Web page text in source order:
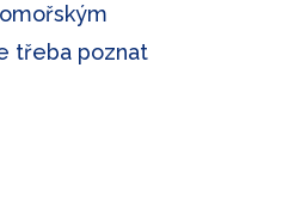
třeba poznat